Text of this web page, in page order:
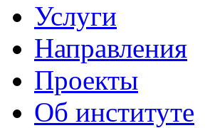
Услуги
Направления
Проекты
Об институте